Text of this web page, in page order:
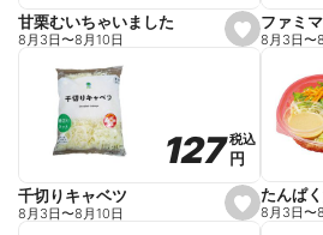
s
e
o
r
i
e
甘栗むいちゃいました
8月3日〜8月10日 8月3日〜
s
e
127
127税込
税込
円
円
千切りキャベツ
8月3日〜8月10日 8月3日〜